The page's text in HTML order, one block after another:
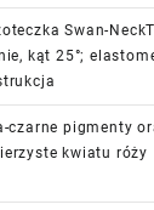
Swan-
kąt 25°;
czarne pigmenty
kwiatu róży